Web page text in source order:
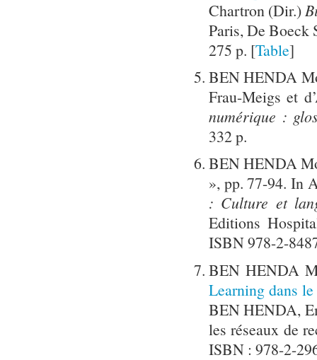
Chartron (Dir.)
Paris, De
275 p. [Table]
BEN HENDA
Frau-Meigs et
numérique :
332 p.
BEN HENDA
», pp. 77-94. In
: Culture et
Editions
ISBN 978-2-
BEN HENDA
Learning dans le
BEN HENDA,
les réseaux de
ISBN : 978-2-